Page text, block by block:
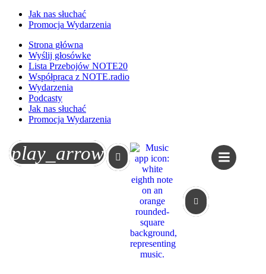
Jak nas słuchać
Promocja Wydarzenia
Strona główna
Wyślij głosówke
Lista Przebojów NOTE20
Współpraca z NOTE.radio
Wydarzenia
Podcasty
Jak nas słuchać
Promocja Wydarzenia
play_arrow